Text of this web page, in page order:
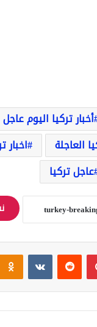
أخبار تركيا اليوم عاجل
العاجلة اخبار
عاجل تركيا
بينتيريست